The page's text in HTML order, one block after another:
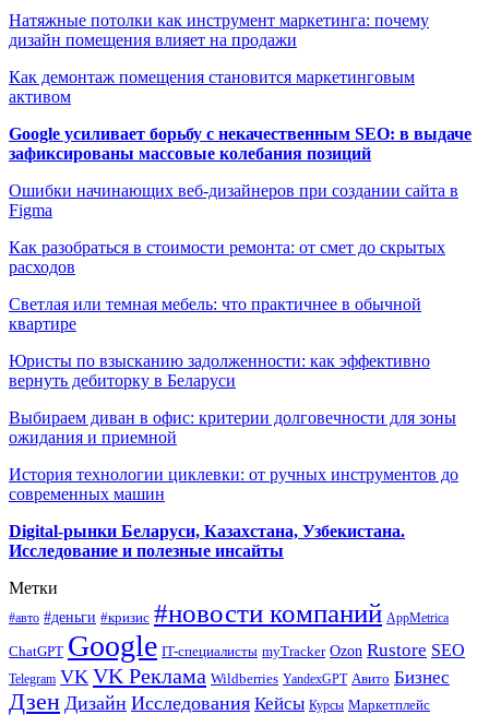
Натяжные потолки как инструмент маркетинга: почему
дизайн помещения влияет на продажи
Как демонтаж помещения становится маркетинговым
активом
Google усиливает борьбу с некачественным SEO: в выдаче
зафиксированы массовые колебания позиций
Ошибки начинающих веб-дизайнеров при создании сайта в
Figma
Как разобраться в стоимости ремонта: от смет до скрытых
расходов
Светлая или темная мебель: что практичнее в обычной
квартире
Юристы по взысканию задолженности: как эффективно
вернуть дебиторку в Беларуси
Выбираем диван в офис: критерии долговечности для зоны
ожидания и приемной
История технологии циклевки: от ручных инструментов до
современных машин
Digital-рынки Беларуси, Казахстана, Узбекистана.
Исследование и полезные инсайты
Метки
#авто #деньги #кризис #новости компаний AppMetrica
ChatGPT Google IT-специалисты myTracker Ozon Rustore SEO
Telegram VK VK Реклама Wildberries YandexGPT Авито Бизнес
Дзен Дизайн Исследования Кейсы Курсы Маркетплейс